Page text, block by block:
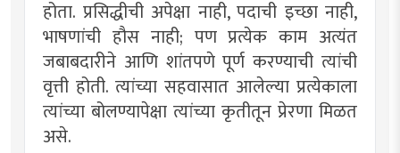
होता. प्रसिद्धीची अपेक्षा नाही, पदाची इच्छा नाही,
भाषणांची हौस नाही; पण प्रत्येक काम अत्यंत
जबाबदारीने आणि शांतपणे पूर्ण करण्याची त्यांची
वृत्ती होती. त्यांच्या सहवासात आलेल्या प्रत्येकाला
त्यांच्या बोलण्यापेक्षा त्यांच्या कृतीतून प्रेरणा मिळत
असे.